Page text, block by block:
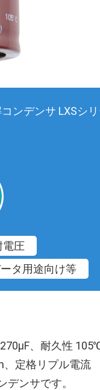
ンデンサ LXSシ
電圧
タ用途向け等
、耐久性
、定格リプル電流
ンサです。